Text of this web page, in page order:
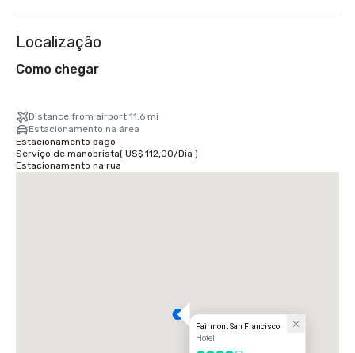
Localização
Como chegar
Distance from airport 11.6 mi
Estacionamento na área
Estacionamento pago
Serviço de manobrista( US$ 112,00/Dia )
Estacionamento na rua
Fairmont San Francisco
Hotel